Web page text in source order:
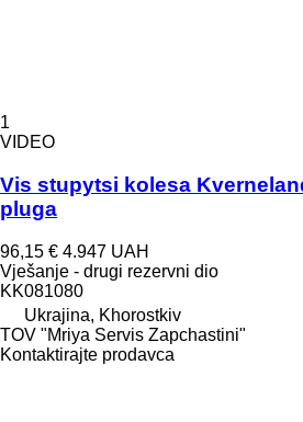
1
VIDEO
Vis stupytsi kolesa
pluga
96,15 € 4.947 UAH
Vješanje - drugi rezervni dio
KK081080
Ukrajina, Khorostkiv
TOV "Mriya Servis Zapchastini"
Kontaktirajte prodavca